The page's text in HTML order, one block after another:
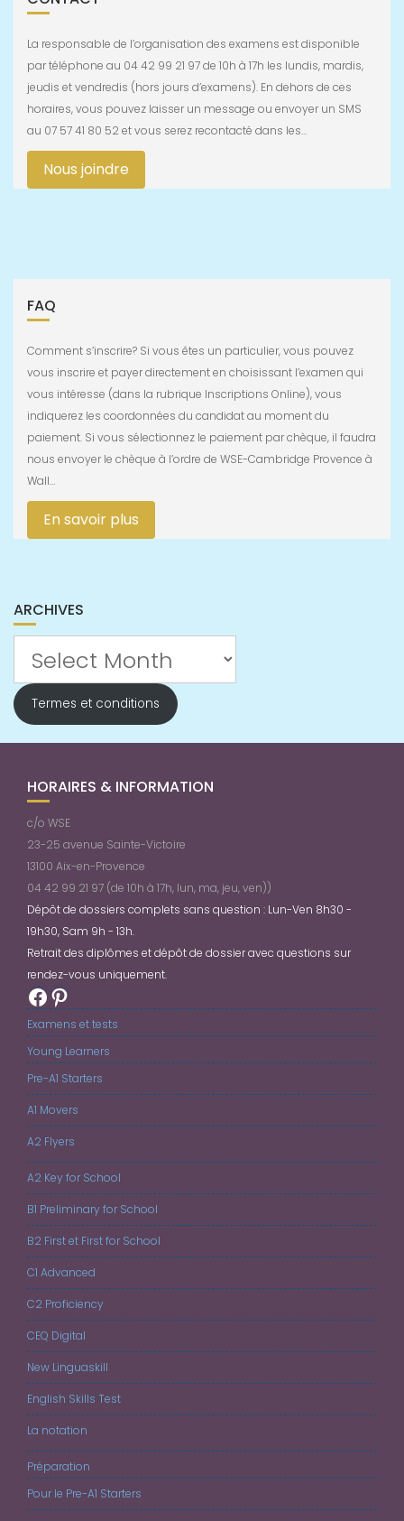
La responsable de l’organisation des examens est disponible
par téléphone au 04 42 99 21 97 de 10h à 17h les lundis, mardis,
jeudis et vendredis (hors jours d’examens). En dehors de ces
horaires, vous pouvez laisser un message ou envoyer un SMS
au 07 57 41 80 52 et vous serez recontacté dans les…
Nous joindre
FAQ
Comment s’inscrire? Si vous êtes un particulier, vous pouvez
vous inscrire et payer directement en choisissant l’examen qui
vous intéresse (dans la rubrique Inscriptions Online), vous
indiquerez les coordonnées du candidat au moment du
paiement. Si vous sélectionnez le paiement par chèque, il faudra
nous envoyer le chèque à l’ordre de WSE-Cambridge Provence à
Wall…
En savoir plus
ARCHIVES
Termes et conditions
HORAIRES & INFORMATION
c/o WSE
23-25 avenue Sainte-Victoire
13100 Aix-en-Provence
04 42 99 21 97 (de 10h à 17h, lun, ma, jeu, ven))
Dépôt de dossiers complets sans question : Lun-Ven 8h30 -
19h30, Sam 9h - 13h.
Retrait des diplômes et dépôt de dossier avec questions sur
rendez-vous uniquement.
Facebook
Pinterest
Examens et tests
Young Learners
Pre-A1 Starters
A1 Movers
A2 Flyers
A2 Key for School
B1 Preliminary for School
B2 First et First for School
C1 Advanced
C2 Proficiency
CEQ Digital
New Linguaskill
English Skills Test
La notation
Préparation
Pour le Pre-A1 Starters